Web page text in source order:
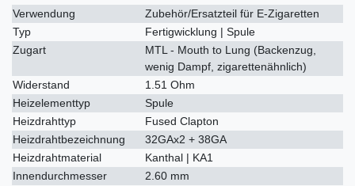
Verwendung
Zubehör/Ersatzteil für E-Zigaretten
Typ
Fertigwicklung | Spule
Zugart
MTL - Mouth to Lung (Backenzug,
wenig Dampf, zigarettenähnlich)
Widerstand
1.51 Ohm
Heizelementtyp
Spule
Heizdrahttyp
Fused Clapton
Heizdrahtbezeichnung
32GAx2 + 38GA
Heizdrahtmaterial
Kanthal | KA1
Innendurchmesser
2.60 mm